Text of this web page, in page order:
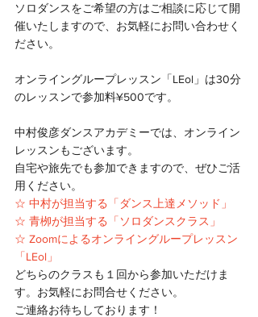
ソロダンスをご希望の方はご相談に応じて開
催いたしますので、お気軽にお問い合わせく
ださい。
オンライングループレッスン「LEol」は30分
のレッスンで参加料¥500です。
中村俊彦ダンスアカデミーでは、オンライン
レッスンもございます。
自宅や旅先でも参加できますので、ぜひご活
用ください。
☆ 中村が担当する「ダンス上達メソッド」
☆ 青栁が担当する「ソロダンスクラス」
☆ Zoomによるオンライングループレッスン
「LEol」
どちらのクラスも１回から参加いただけま
す。お気軽にお問合せください。
ご連絡お待ちしております！